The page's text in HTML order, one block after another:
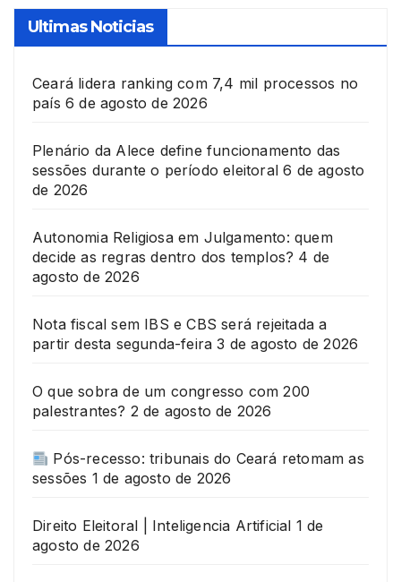
Ultimas Noticias
Ceará lidera ranking com 7,4 mil processos no
país 6 de agosto de 2026
Plenário da Alece define funcionamento das
sessões durante o período eleitoral 6 de agosto
de 2026
Autonomia Religiosa em Julgamento: quem
decide as regras dentro dos templos? 4 de
agosto de 2026
Nota fiscal sem IBS e CBS será rejeitada a
partir desta segunda-feira 3 de agosto de 2026
O que sobra de um congresso com 200
palestrantes? 2 de agosto de 2026
Pós-recesso: tribunais do Ceará retomam as
sessões 1 de agosto de 2026
Direito Eleitoral | Inteligencia Artificial 1 de
agosto de 2026